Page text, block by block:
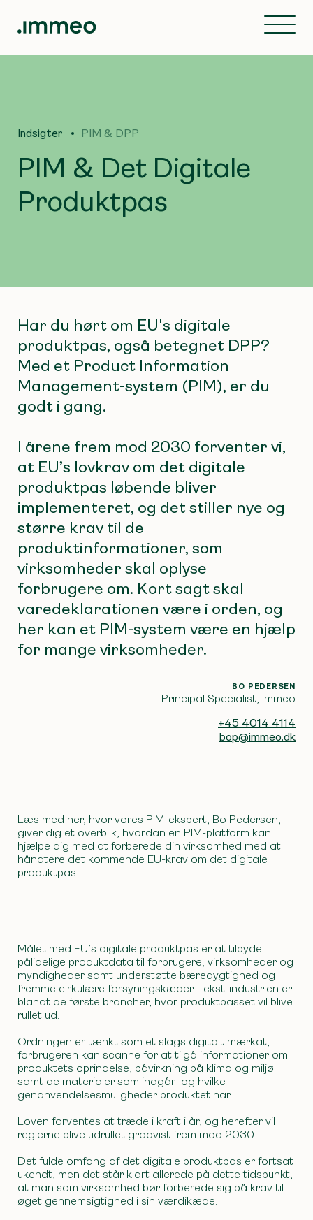
Indsigter PIM & DPP
PIM & Det Digitale
Produktpas
Har du hørt om EU's digitale
produktpas, også betegnet DPP?
Med et Product Information
Management-system (PIM), er du
godt i gang.
I årene frem mod 2030 forventer vi,
at EU’s lovkrav om det digitale
produktpas løbende bliver
implementeret, og det stiller nye og
større krav til de
produktinformationer, som
virksomheder skal oplyse
forbrugere om. Kort sagt skal
varedeklarationen være i orden, og
her kan et PIM-system være en hjælp
for mange virksomheder.
BO PEDERSEN
Principal Specialist, Immeo
+45 4014 4114
bop@immeo.dk
Læs med her, hvor vores PIM-ekspert, Bo Pedersen,
giver dig et overblik, hvordan en PIM-platform kan
hjælpe dig med at forberede din virksomhed med at
håndtere det kommende EU-krav om det digitale
produktpas.
Målet med EU’s digitale produktpas er at tilbyde
pålidelige produktdata til forbrugere, virksomheder og
myndigheder samt understøtte bæredygtighed og
fremme cirkulære forsyningskæder. Tekstilindustrien er
blandt de første brancher, hvor produktpasset vil blive
rullet ud.
Ordningen er tænkt som et slags digitalt mærkat,
forbrugeren kan scanne for at tilgå informationer om
produktets oprindelse, påvirkning på klima og miljø
samt de materialer som indgår og hvilke
genanvendelsesmuligheder produktet har.
Loven forventes at træde i kraft i år, og herefter vil
reglerne blive udrullet gradvist frem mod 2030.
Det fulde omfang af det digitale produktpas er fortsat
ukendt, men det står klart allerede på dette tidspunkt,
at man som virksomhed bør forberede sig på krav til
øget gennemsigtighed i sin værdikæde.